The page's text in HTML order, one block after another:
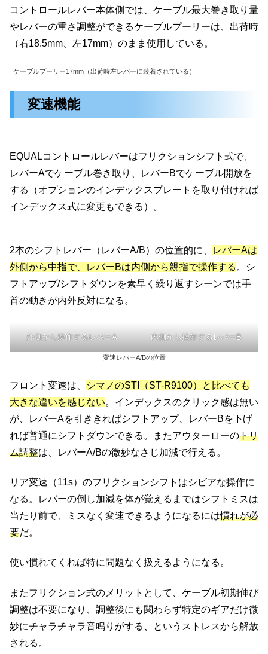
コントロールレバー本体側では、ケーブル最大巻き取り量
やレバーの重さ調整ができるケーブルプーリーは、出荷時
（右18.5mm、左17mm）のまま使用している。
ケーブルプーリー17mm（出荷時左レバーに装着されている）
変速機能
EQUALコントロールレバーはフリクションシフト式で、
レバーAでケーブル巻き取り、レバーBでケーブル開放を
する（オプションのインデックスプレートを取り付ければ
インデックス式に変更もできる）。
2本のシフトレバー（レバーA/B）の位置的に、
レバーAは
外側から中指で、レバーBは内側から親指で操作する 。シ
フトアップ/シフトダウンを素早く繰り返すシーンでは手
首の動きが内外反対になる。
外側から操作するレバーA 内側から操作するレバーB
変速レバーA/Bの位置
フロント変速は、
シマノのSTI（ST-R9100）と比べても
大きな違いを感じない。インデックスのクリック感は無い
が、レバーAを引ききればシフトアップ、レバーBを下げ
れば普通にシフトダウンできる。またアウターローのトリ
ム調整は、レバーA/Bの微妙なさじ加減で行える。
リア変速（11s）のフリクションシフトはシビアな操作に
なる。レバーの倒し加減を体が覚えるまではシフトミスは
当たり前で、ミスなく変速できるようになるには慣れが必
要だ。
使い慣れてくれば特に問題なく扱えるようになる。
またフリクション式のメリットとして、ケーブル初期伸び
調整は不要になり、調整後にも関わらず特定のギアだけ微
妙にチャラチャラ音鳴りがする、というストレスから解放
される。